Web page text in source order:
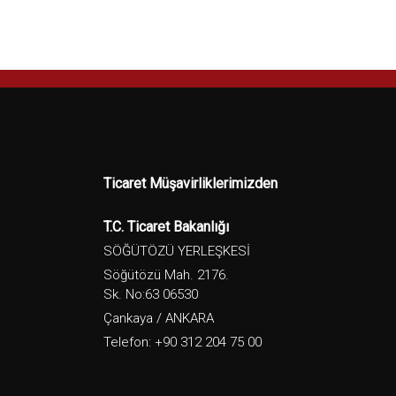
Ticaret Müşavirliklerimizden
T.C. Ticaret Bakanlığı
SÖĞÜTÖZÜ YERLEŞKESİ
Söğütözü Mah. 2176.
Sk. No:63 06530
Çankaya / ANKARA
Telefon: +90 312 204 75 00